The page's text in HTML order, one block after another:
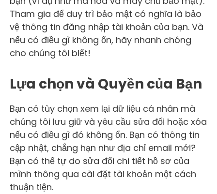
Tham gia để duy trì bảo mật có nghĩa là bảo
vệ thông tin đăng nhập tài khoản của bạn. Và
nếu có điều gì không ổn, hãy nhanh chóng
cho chúng tôi biết!
Lựa chọn và Quyền của Bạn
Bạn có tùy chọn xem lại dữ liệu cá nhân mà
chúng tôi lưu giữ và yêu cầu sửa đổi hoặc xóa
nếu có điều gì đó không ổn. Bạn có thông tin
cập nhật, chẳng hạn như địa chỉ email mới?
Bạn có thể tự do sửa đổi chi tiết hồ sơ của
mình thông qua cài đặt tài khoản một cách
thuận tiện.